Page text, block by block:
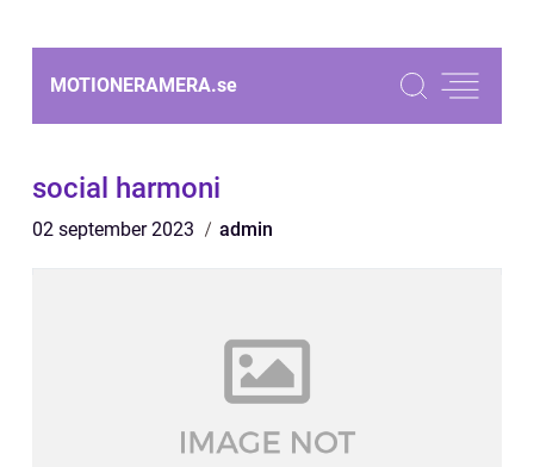
MOTIONERAMERA.se
social harmoni
02 september 2023 admin